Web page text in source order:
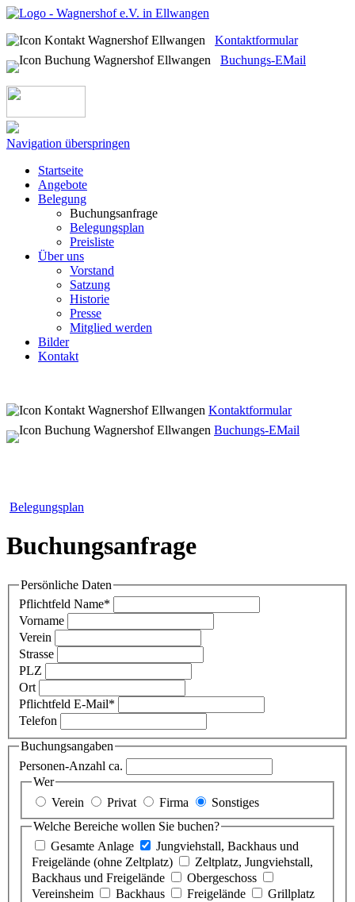
Kontaktformular
Buchungs-EMail
Navigation überspringen
Startseite
Angebote
Belegung
Buchungsanfrage
Belegungsplan
Preisliste
Über uns
Vorstand
Satzung
Historie
Presse
Mitglied werden
Bilder
Kontakt
Kontaktformular
Buchungs-EMail
Belegungsplan
Buchungsanfrage
Persönliche Daten
Pflichtfeld Name*
Vorname
Verein
Strasse
PLZ
Ort
Pflichtfeld E-Mail*
Telefon
Buchungsangaben
Personen-Anzahl ca.
Wer
Verein
Privat Firma
Sonstiges
Welche Bereiche wollen Sie buchen?
Gesamte Anlage
Jungviehstall, Backhaus und
Freigelände (ohne Zeltplatz)
Zeltplatz, Jungviehstall,
Backhaus und Freigelände
Obergeschoss
Vereinsheim
Backhaus Freigelände
Grillplatz